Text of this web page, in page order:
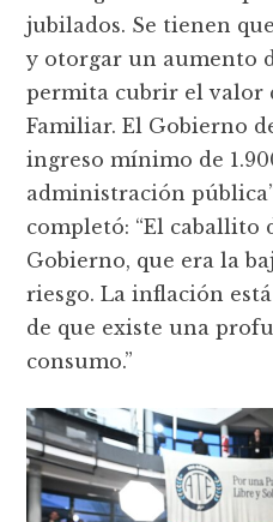
jubilados. Se tienen
y otorgar un aumento
permita cubrir el valor
Familiar. El Gobierno
ingreso mínimo de
administración
completó: “El caballito
Gobierno, que era la
riesgo. La inflación
de que existe una
consumo.”